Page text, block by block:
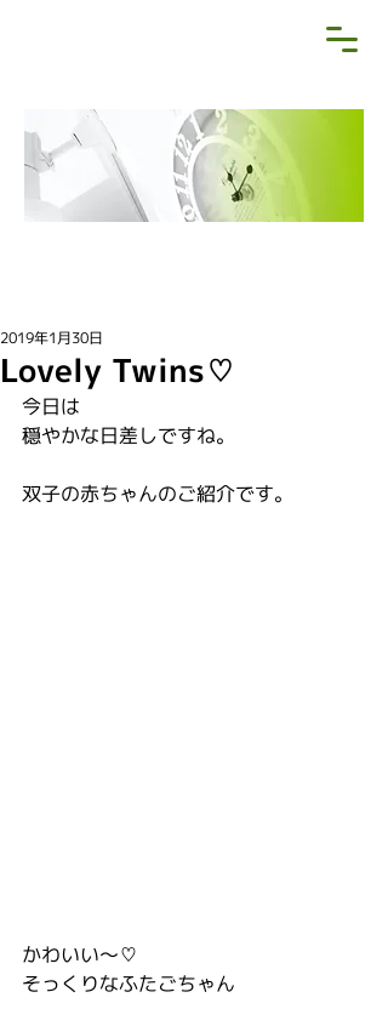
Lovely Twins♡
2019年1月30日
今日は
穏やかな日差しですね。
双子の赤ちゃんのご紹介です。
かわいい〜♡
そっくりなふたごちゃん